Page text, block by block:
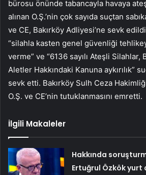
bürosu önünde tabancayla havaya
alınan O.Ş.’nin çok sayıda suçtan
ve CE, Bakırköy Adliyesi’ne sevk
“silahla kasten genel güvenliği
verme” ve “6136 sayılı Ateşli Silahlar,
Aletler Hakkındaki Kanuna aykırılık”
sevk etti. Bakırköy Sulh Ceza
O.Ş. ve CE’nin tutuklanmasını emretti.
İlgili Makaleler
Hakkında
Ertuğrul Özkök yurt